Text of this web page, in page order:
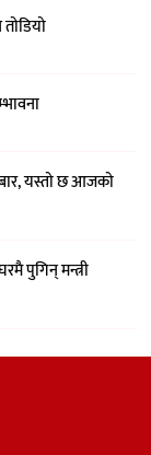
यस्तो छ आजको
पुगिन् मन्त्री